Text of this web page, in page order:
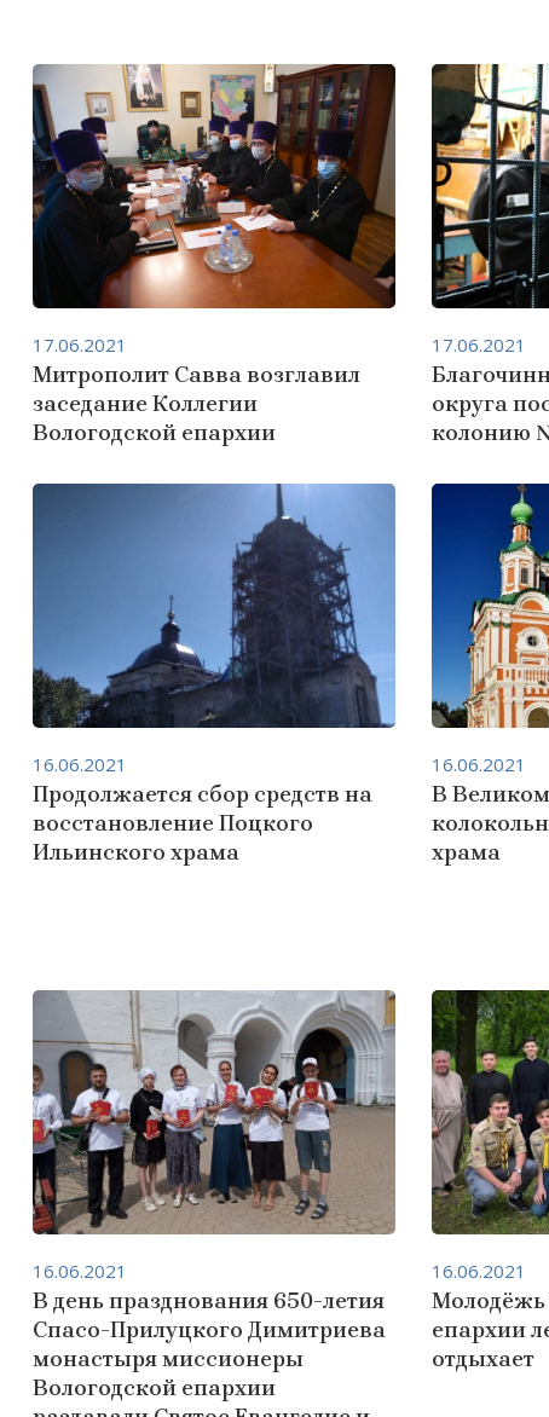
Митрополит Савва возглавил
заседание Коллегии
Вологодской епархии
17.06.2021
округа
колонию
17.06.2021
Продолжается сбор средств на
восстановление Поцкого
Ильинского храма
16.06.2021
В
храма
16.06.2021
В день празднования 650-летия
Спасо-Прилуцкого Димитриева
монастыря миссионеры
Вологодской епархии
16.06.2021
Молодёжь
епархии
отдыхает
16.06.2021